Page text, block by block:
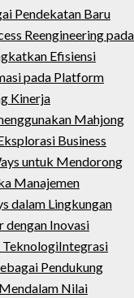
Pendekatan Baru
Reengineering pada
Efisiensi
pada Platform
Kinerja
Mahjong
Business
untuk Mendorong
Manajemen
dalam Lingkungan
dengan Inovasi
TeknologiIntegrasi
Pendukung
Nilai